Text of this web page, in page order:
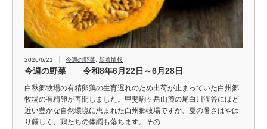
2026/6/21 今週の野菜 新着情報
今週の野菜 令和8年6月22日～6月28日
白秋郷牧場の有精卵鶏の生育遅れのため出荷が止まっていた白州郷
牧場の有精卵が再開しました。甲斐駒ヶ岳山麓の尾白川渓谷にほど
近い豊かな自然環境に恵まれた白州郷牧場ですが、夏の暑さはやは
り厳しく、鶏たちの体調も落ちます。その…